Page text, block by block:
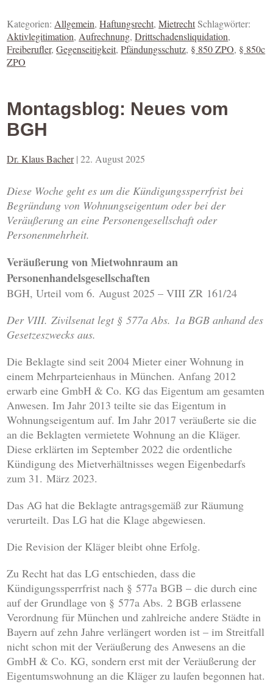
Kategorien:Allgemein,Haftungsrecht,MietrechtSchlagwörter:
Aktivlegitimation,Aufrechnung,Drittschadensliquidation,
Freiberufler,Gegenseitigkeit,Pfändungsschutz, § 850 ZPO, § 850c
ZPO
Montagsblog: Neues vom
BGH
Dr. Klaus Bacher |22. August 2025
Diese Woche geht es um die Kündigungssperrfrist bei
Begründung von Wohnungseigentum oder bei der
Veräußerung an eine Personengesellschaft oder
Personenmehrheit.
Veräußerung von Mietwohnraum an
Personenhandelsgesellschaften
BGH, Urteil vom 6. August 2025 – VIII ZR 161/24
Der VIII. Zivilsenat legt § 577a Abs. 1a BGB anhand des
Gesetzeszwecks aus.
Die Beklagte sind seit 2004 Mieter einer Wohnung in
einem Mehrparteienhaus in München. Anfang 2012
erwarb eine GmbH & Co. KG das Eigentum am gesamten
Anwesen. Im Jahr 2013 teilte sie das Eigentum in
Wohnungseigentum auf. Im Jahr 2017 veräußerte sie die
an die Beklagten vermietete Wohnung an die Kläger.
Diese erklärten im September 2022 die ordentliche
Kündigung des Mietverhältnisses wegen Eigenbedarfs
zum 31. März 2023.
Das AG hat die Beklagte antragsgemäß zur Räumung
verurteilt. Das LG hat die Klage abgewiesen.
Die Revision der Kläger bleibt ohne Erfolg.
Zu Recht hat das LG entschieden, dass die
Kündigungssperrfrist nach § 577a BGB – die durch eine
auf der Grundlage von § 577a Abs. 2 BGB erlassene
Verordnung für München und zahlreiche andere Städte in
Bayern auf zehn Jahre verlängert worden ist – im Streitfall
nicht schon mit der Veräußerung des Anwesens an die
GmbH & Co. KG, sondern erst mit der Veräußerung der
Eigentumswohnung an die Kläger zu laufen begonnen hat.